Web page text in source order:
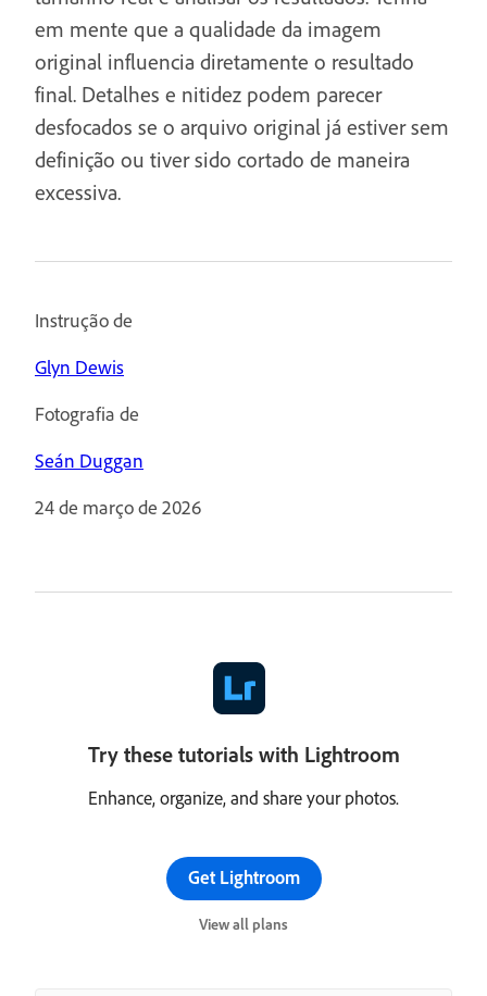
em mente que a qualidade da imagem
original influencia diretamente o resultado
final. Detalhes e nitidez podem parecer
desfocados se o arquivo original já estiver sem
definição ou tiver sido cortado de maneira
excessiva.
Instrução de
Glyn Dewis
Fotografia de
Seán Duggan
24 de março de 2026
Try these tutorials with Lightroom
Enhance, organize, and share your photos.
Get Lightroom
View all plans